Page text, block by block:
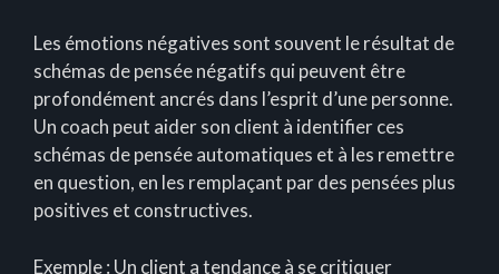
Les émotions négatives sont souvent le résultat de
schémas de pensée négatifs qui peuvent être
profondément ancrés dans l’esprit d’une personne.
Un coach peut aider son client à identifier ces
schémas de pensée automatiques et à les remettre
en question, en les remplaçant par des pensées plus
positives et constructives.
Exemple : Un client a tendance à se critiquer